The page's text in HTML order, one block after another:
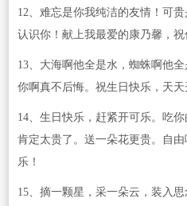
12、难忘是你我纯洁的友情！可
认识你！献上我最爱的康乃馨，祝
13、大海啊他全是水，蜘蛛啊他
你啊真不后悔。祝生日快乐，天天
14、生日快乐，赶紧开可乐。吃
肯定太贵了。送一朵花更贵。自
乐！
15、摘一颗星，采一朵云，装入